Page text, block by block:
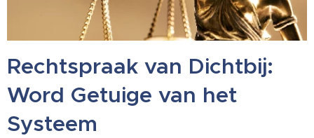
Rechtspraak van Dichtbij:
Word Getuige van het
Systeem